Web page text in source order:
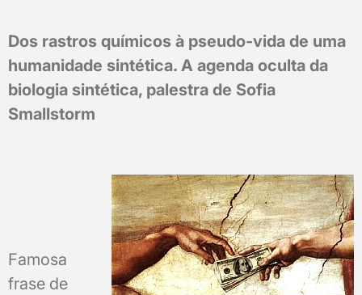
Dos rastros químicos à pseudo-vida de uma
humanidade sintética. A agenda oculta da
biologia sintética, palestra de Sofia
Smallstorm
Famosa
frase de